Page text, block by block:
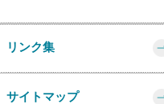
リンク集
サイトマップ